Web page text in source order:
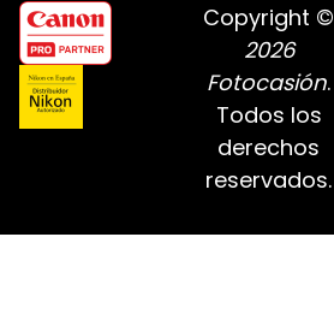
Copyright ©
2026
Fotocasión.
Todos los
derechos
reservados.